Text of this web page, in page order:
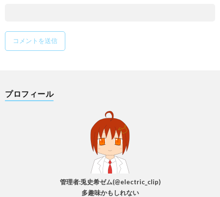
プロフィール
管理者:兎史希ゼム(@electric_clip)
多趣味かもしれない